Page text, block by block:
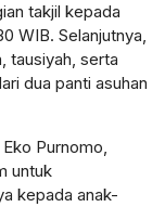
takjil kepada
WIB. Selanjutnya,
tausiyah, serta
dua panti asuhan
Purnomo,
untuk
kepada anak-